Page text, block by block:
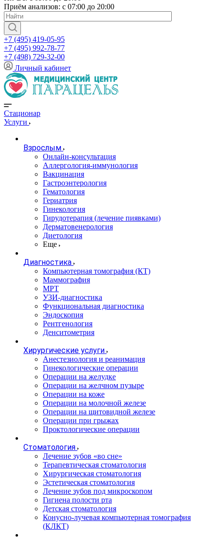
Приём анализов: с 07:00 до 20:00
+7 (495) 419-05-95
+7 (495) 992-78-77
+7 (498) 729-32-00
Личный кабинет
Стационар
Услуги
Взрослым
Онлайн-консультация
Аллергология-иммунология
Вакцинация
Гастроэнтерология
Гематология
Гериатрия
Гинекология
Гирудотерапия (лечение пиявками)
Дерматовенерология
Диетология
Еще
Диагностика
Компьютерная томография (КТ)
Маммография
МРТ
УЗИ-диагностика
Функциональная диагностика
Эндоскопия
Рентгенология
Денситометрия
Хирургические услуги
Анестезиология и реанимация
Гинекологические операции
Операции на желудке
Операции на желчном пузыре
Операции на коже
Операции на молочной железе
Операции на щитовидной железе
Операции при грыжах
Проктологические операции
Стоматология
Лечение зубов «во сне»
Терапевтическая стоматология
Хирургическая стоматология
Эстетическая стоматология
Лечение зубов под микроскопом
Гигиена полости рта
Детская стоматология
Конусно-лучевая компьютерная томография
(КЛКТ)